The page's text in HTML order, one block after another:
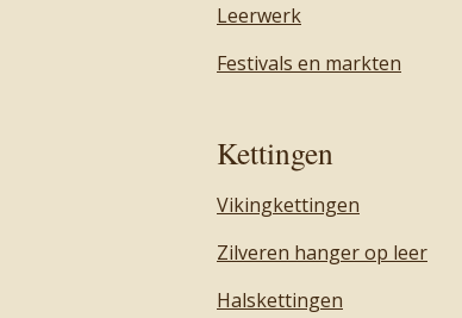
Leerwerk
Festivals en markten
Kettingen
Vikingkettingen
Zilveren hanger op leer
Halskettingen